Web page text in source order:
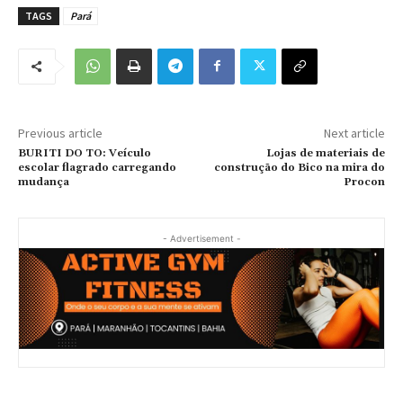
TAGS Pará
Previous article
BURITI DO TO: Veículo
escolar flagrado carregando
mudança
Next article
Lojas de materiais de
construção do Bico na mira do
Procon
- Advertisement -